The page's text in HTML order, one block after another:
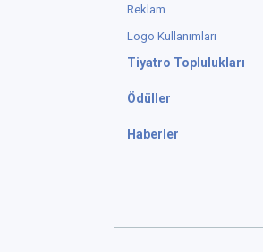
Reklam
Logo Kullanımları
Tiyatro Toplulukları
Ödüller
Haberler